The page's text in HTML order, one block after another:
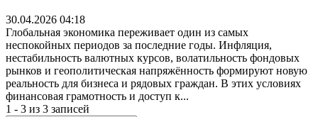
30.04.2026 04:18
Глобальная экономика переживает один из самых
неспокойных периодов за последние годы. Инфляция,
нестабильность валютных курсов, волатильность фондовых
рынков и геополитическая напряжённость формируют новую
реальность для бизнеса и рядовых граждан. В этих условиях
финансовая грамотность и доступ к...
1 - 3 из 3 записей